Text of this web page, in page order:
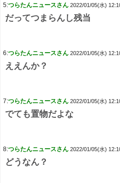
5:つらたんニュースさん 2022/01/05(水)
だってつまらんし残当
6:つらたんニュースさん 2022/01/05(水)
ええんか？
7:つらたんニュースさん 2022/01/05(水)
でても置物だよな
8:つらたんニュースさん 2022/01/05(水)
どうなん？